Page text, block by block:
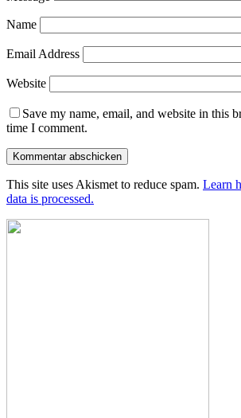
Name
Email Address
Website
Save my name, email, and website in this
time I comment.
This site uses Akismet to reduce spam. Learn
data is processed.